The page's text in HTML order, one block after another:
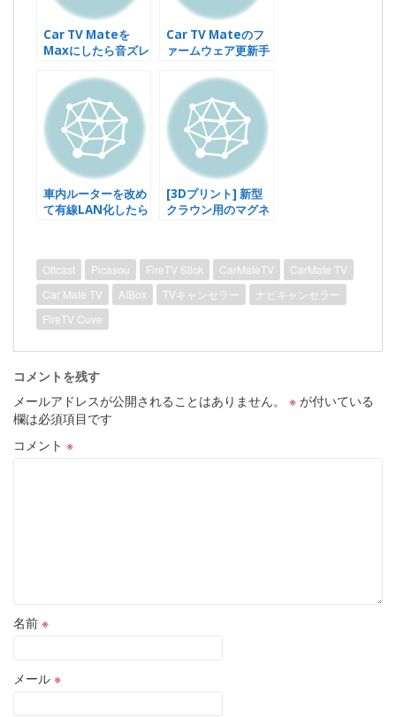
Car TV Mateを
Maxにしたら音ズレ
Car TV Mateのフ
ァームウェア更新手
車内ルーターを改め
て有線LAN化したら
[3Dプリント] 新型
クラウン用のマグネ
Ottcast Picasou FireTV Stick CarMateTV
CarMate TV
Car Mate TV
AIBox TVキャンセラー
ナビキャンセラー
FireTV Cuve
コメントを残す
メールアドレスが公開されることはありません。
※ が付いている
欄は必須項目です
コメント ※
名前 ※
メール ※